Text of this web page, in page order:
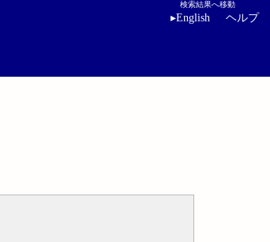
検索結果へ移動
▸English ヘルプ